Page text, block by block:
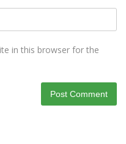
in this browser for the